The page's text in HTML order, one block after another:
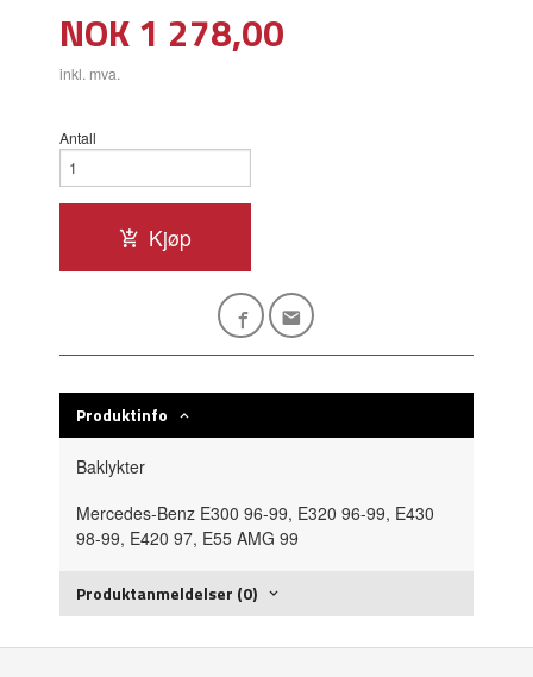
Pris
NOK1 278,00
inkl. mva.
Antall
Kjøp
Produktinfo
Baklykter
Mercedes-Benz E300 96-99, E320 96-99, E430
98-99, E420 97, E55 AMG 99
Produktanmeldelser (0)